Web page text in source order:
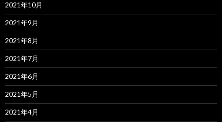
2021年10月
2021年9月
2021年8月
2021年7月
2021年6月
2021年5月
2021年4月